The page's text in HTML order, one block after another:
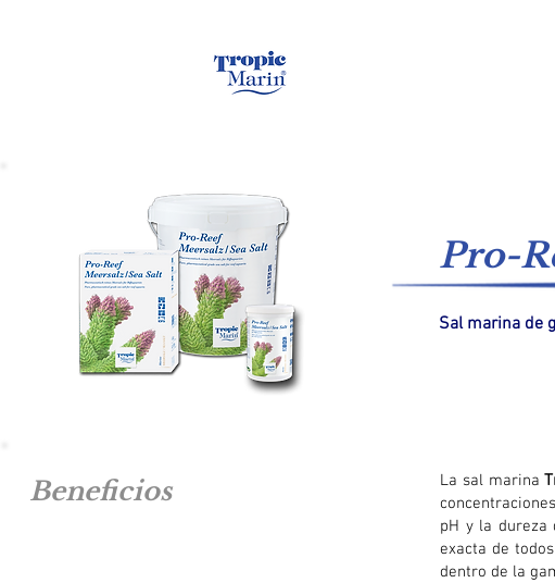
Pro-
Sal marina de
Beneficios La sal marina
pH y la dureza
exacta de
dentro de la